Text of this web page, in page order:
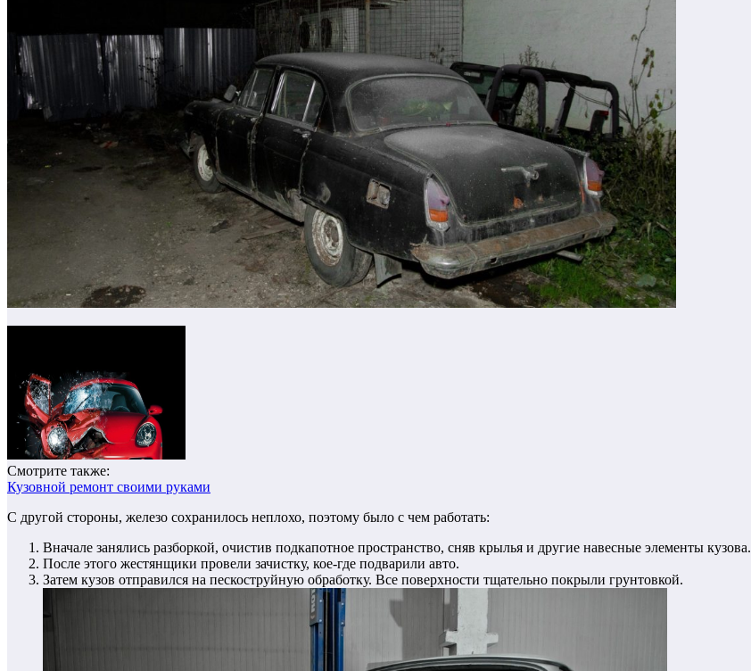
Смотрите также:
Кузовной ремонт своими руками
С другой стороны, железо сохранилось неплохо, поэтому было с чем работать:
Вначале занялись разборкой, очистив подкапотное пространство, сняв крылья и другие навесные элементы кузова.
После этого жестянщики провели зачистку, кое-где подварили авто.
Затем кузов отправился на пескоструйную обработку. Все поверхности тщательно покрыли грунтовкой.